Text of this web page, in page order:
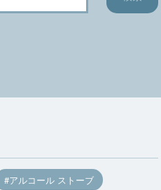
アルコール ストーブ